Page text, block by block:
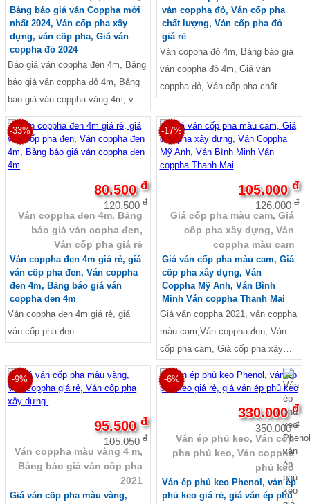
măng nhẹ, Báo giá thi công tấm
Cemboard TPHCM, Mua tấm
Cemboard ở TPHCM, giá tấm xi
măng nhẹ, Bảng Báo Giá Tấm Xi
măng SCG 1220mm x 2440mm -
1000mm x 2000mm, Bảng Báo
Giá Tấm Xi Măng 2021, SCG,
tông nhẹ giá bao nhiêu, Báo giá
tấm sàn be tông siêu nhẹ, Báo giá
tấm Duraflex, Tấm bê tông nhẹ
ngoài trời
Bảng báo giá ván Coppha mới
nhất 2024, Ván cốp pha xây
dựng, ván cốp pha, Giá ván
coppha đỏ 2024
Báo giá ván coppha đen 4m, Bảng
báo giá ván coppha đỏ 4m, Bảng
báo giá ván coppha vàng 4m, ván
cốp pha chất lượng, ván cốp pha
giá rẻ, Giá ván cốp pha xây dựng
ván coppha đỏ, Ván cốp pha
chất lượng, Ván cốp pha đỏ
giá rẻ
Ván coppha đỏ 4m, Bảng báo giá
ván coppha đỏ 4m, Giá ván
coppha đỏ, Ván cốp pha chất
-33%
80.500đ
120.500đ
Ván coppha đen 4m, Bảng
báo giá ván copha đen,
Ván cốp pha giá rẻ
Ván coppha đen 4m giá rẻ, giá
ván cốp pha đen, Ván coppha
đen 4m, Bảng báo giá ván
coppha đen 4m
Ván coppha đen 4m giá rẻ, giá
ván cốp pha đen
-17%
105.000đ
126.000đ
Giá cốp pha màu cam, Giá
cốp pha xây dựng, Ván
coppha màu cam
Giá ván cốp pha màu cam, Giá
cốp pha xây dựng, Ván
Coppha Mỹ Anh, Ván Bình
Minh Ván coppha Thanh Mai
Giá ván coppha 2021, ván coppha
màu cam,Ván coppha đen, Ván
cốp pha cam, Giá cốp pha xây
dựng, Bảng giá ván ép coppha,
Ván coppha Bình Minh, Ván
-9%
95.500đ
105.050đ
Ván coppha màu vàng 4 m,
Bảng báo giá ván cốp pha
2021
Giá ván cốp pha màu vàng,
-6%
330.000đ
350.000đ
Ván ép phủ keo, Ván cốp
pha phủ keo, Ván coppha
phủ keo
Ván ép phủ keo Phenol, ván ép
phủ keo giá rẻ, giá ván ép phủ